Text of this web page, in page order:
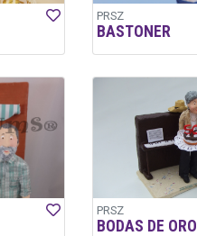
PRSZ
BASTONER
PRSZ
BODAS DE ORO